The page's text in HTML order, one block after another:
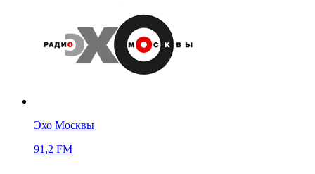
Эхо Москвы
91,2 FM